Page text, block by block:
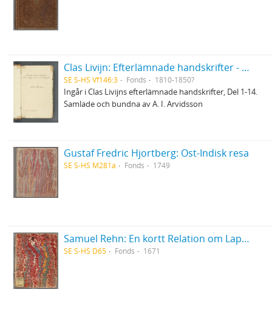
Clas Livijn: Efterlämnade handskrifter - Del 3. Romaner
SE S-HS Vf146:3 Fonds 1810-1850?
Ingår i Clas Livijns efterlämnade handskrifter, Del 1-14.
Samlade och bundna av A. I. Arvidsson
Gustaf Fredric Hjortberg: Ost-Indisk resa
SE S-HS M281a Fonds 1749
Samuel Rehn: En kortt Relation om Lapparnes lefwarne och sedher, wijdskiepellser, sampt i många stycken grofwe wildfarellser
SE S-HS D65 Fonds 1671